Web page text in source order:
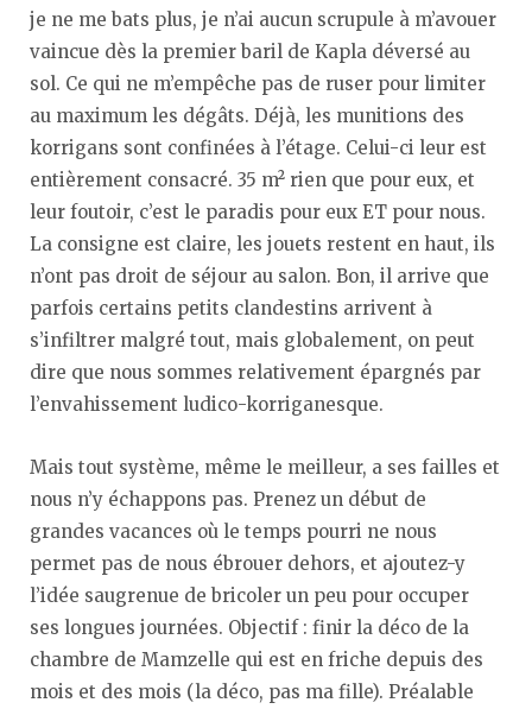
je ne me bats plus, je n’ai aucun scrupule à m’avouer
vaincue dès la premier baril de Kapla déversé au
sol. Ce qui ne m’empêche pas de ruser pour limiter
au maximum les dégâts. Déjà, les munitions des
korrigans sont confinées à l’étage. Celui-ci leur est
entièrement consacré. 35 m² rien que pour eux, et
leur foutoir, c’est le paradis pour eux ET pour nous.
La consigne est claire, les jouets restent en haut, ils
n’ont pas droit de séjour au salon. Bon, il arrive que
parfois certains petits clandestins arrivent à
s’infiltrer malgré tout, mais globalement, on peut
dire que nous sommes relativement épargnés par
l’envahissement ludico-korriganesque.
Mais tout système, même le meilleur, a ses failles et
nous n’y échappons pas. Prenez un début de
grandes vacances où le temps pourri ne nous
permet pas de nous ébrouer dehors, et ajoutez-y
l’idée saugrenue de bricoler un peu pour occuper
ses longues journées. Objectif : finir la déco de la
chambre de Mamzelle qui est en friche depuis des
mois et des mois (la déco, pas ma fille). Préalable